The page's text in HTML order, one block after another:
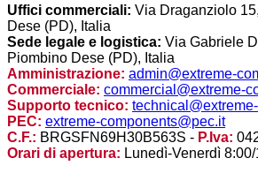
Uffici commerciali: Via Draganziolo
Dese (PD), Italia
Sede legale e logistica: Via Gabriele
Piombino Dese (PD), Italia
Amministrazione: admin@extreme-
Commerciale: commercial@extreme-
Supporto tecnico:
PEC: extreme-components@pec.it
C.F.: BRGSFN69H30B563S - P.Iva:
Orari di apertura: Lunedì-Venerdì